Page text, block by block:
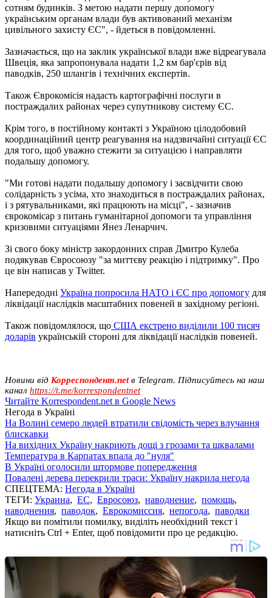
сотням будинків. З метою надати першу допомогу
українським органам влади був активований механізм
цивільного захисту ЄС", - йдеться в повідомленні.
Зазначається, що на заклик української влади вже відреагувала
Швеція, яка запропонувала надати 1,2 км бар'єрів від
паводків, 250 шлангів і технічних експертів.
Також Єврокомісія надасть картографічні послуги в
постраждалих районах через супутникову систему ЄС.
Крім того, в постійному контакті з Україною цілодобовий
координаційний центр реагування на надзвичайні ситуації ЄС
для того, щоб уважно стежити за ситуацією і направляти
подальшу допомогу.
"Ми готові надати подальшу допомогу і засвідчити свою
солідарність з усіма, хто знаходиться в постраждалих районах,
і з рятувальниками, які працюють на місці", - зазначив
єврокомісар з питань гуманітарної допомоги та управління
кризовими ситуаціями Янез Ленарчич.
Зі свого боку міністр закордонних справ Дмитро Кулеба
подякував Євросоюзу "за миттєву реакцію і підтримку". Про
це він написав у Twitter.
Напередодні Україна попросила НАТО і ЄС про допомогу для
ліквідації наслідків масштабних повеней в західному регіоні.
Також повідомлялося, що США екстрено виділили 100 тисяч
доларів українській стороні для ліквідації наслідків повеней.
Новини від Корреспондент.netв Telegram. Підписуйтесь на наш
канал https://t.me/korrespondentnet
Читайте Korrespondent.net в Google News
Негода в Україні
На Волині семеро людей втратили свідомість через влучання
блискавки
На вихідних Україну накриють дощі з грозами та шквалами
Температура в Карпатах впала до "нуля"
В Україні оголосили штормове попередження
Повалені дерева перекрили траси: Україну накрила негода
СПЕЦТЕМА: Негода в Україні
ТЕГИ: Украина, ЕС, Евросоюз, наводнение, помощь,
наводнения, паводок, Еврокомиссия, непогода, паводки
Якщо ви помітили помилку, виділіть необхідний текст і
натисніть Ctrl + Enter, щоб повідомити про це редакцію.